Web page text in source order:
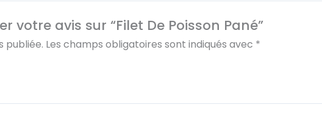
votre avis sur “Filet De Poisson Pané”
publiée. Les champs obligatoires sont indiqués avec *